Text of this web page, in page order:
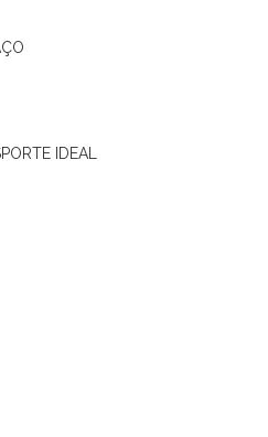
IDEAL